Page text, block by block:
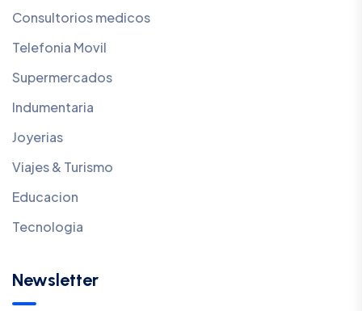
Consultorios medicos
Telefonia Movil
Supermercados
Indumentaria
Joyerias
Viajes & Turismo
Educacion
Tecnologia
Newsletter